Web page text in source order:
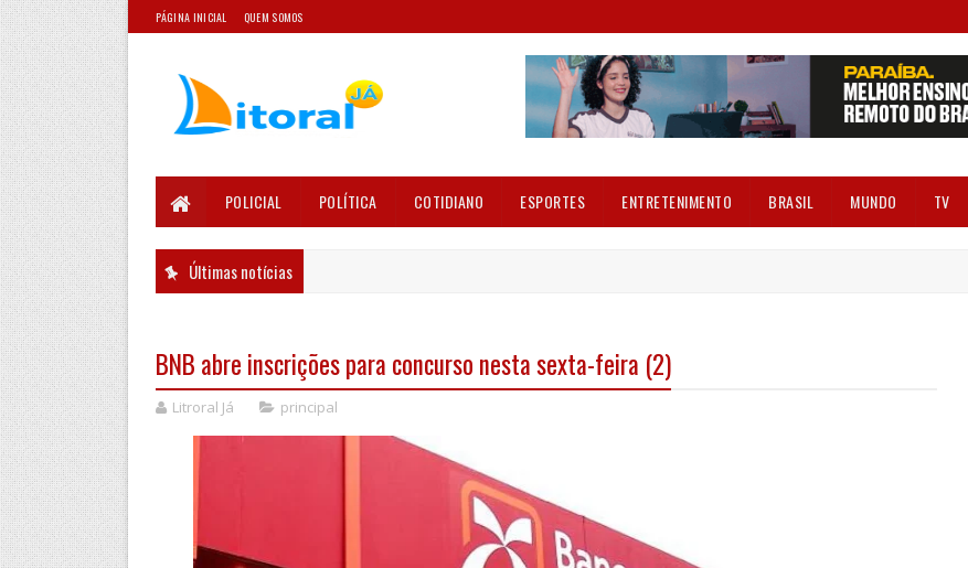
PÁGINA INICIAL QUEM SOMOS
POLICIAL POLÍTICA COTIDIANO ESPORTES ENTRETENIMENTO BRASIL MUNDO TV
Últimas notícias
BNB abre inscrições para concurso nesta sexta-feira (2)
Litroral Já principal